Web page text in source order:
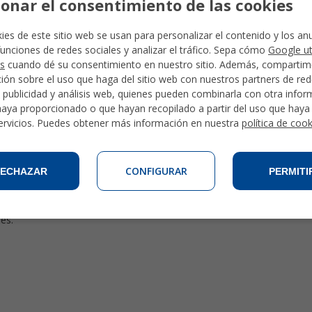
( UNAM), la Universidad de Salamanca ( USAL) y la Universidad
pero se diferencia del DELE en que es un examen online,
examen hacer (comprensión lectora, comprensión auditiva,
cursos intensivos y un curso de preparación SIELE.
de negocios otorgado por la Cámara de Comercio de Madrid y
examen y de un certificado que suponen una gran ayuda en un
español. Para poder realizar este curso es necesario tener
es contar con el certificado de CCSE (Prueba de Conocimientos
ayudamos a realizar la inscripción a la prueba y te asesoraremos
el consentimiento de las cookies
de este sitio web se usan para personalizar el contenido y los
de redes sociales y analizar el tráfico. Sepa cómo Google
cuando dé su consentimiento en nuestro sitio. Además,
sobre el uso que haga del sitio web con nuestros partners de
publicidad y análisis web, quienes pueden combinarla con otra
proporcionado o que hayan recopilado a partir del uso que
Puedes obtener más información en nuestra política de
CONFIGURAR